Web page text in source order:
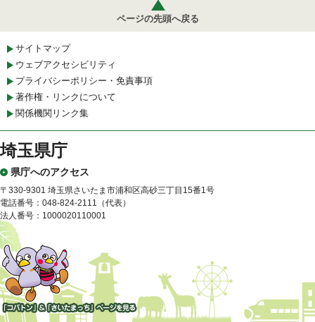
ページの先頭へ戻る
サイトマップ
ウェブアクセシビリティ
プライバシーポリシー・免責事項
著作権・リンクについて
関係機関リンク集
埼玉県庁
県庁へのアクセス
〒330-9301 埼玉県さいたま市浦和区高砂三丁目15番1号
電話番号：048-824-2111（代表）
法人番号：1000020110001
「コバトン」&「さいたまっ